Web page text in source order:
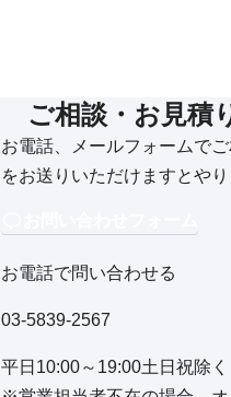
ご相談・お見積
お電話、メールフォームで
をお送りいただけますとや
お電話で問い合わせる
03-5839-2567
平日10:00～19:00土日祝除く